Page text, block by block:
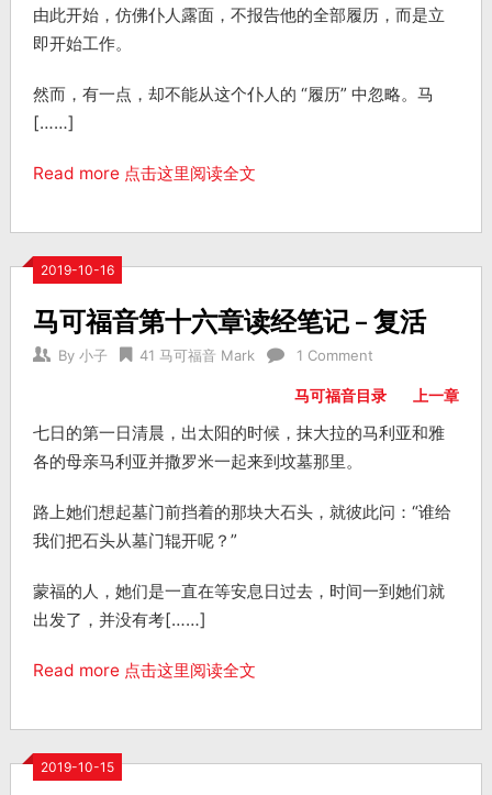
由此开始，仿佛仆人露面，不报告他的全部履历，而是立
即开始工作。
然而，有一点，却不能从这个仆人的 “履历” 中忽略。马
[……]
Read more 点击这里阅读全文
2019-10-16
马可福音第十六章读经笔记 – 复活
By 小子 41 马可福音 Mark 1 Comment
马可福音目录 上一章
七日的第一日清晨，出太阳的时候，抹大拉的马利亚和雅
各的母亲马利亚并撒罗米一起来到坟墓那里。
路上她们想起墓门前挡着的那块大石头，就彼此问：“谁给
我们把石头从墓门辊开呢？”
蒙福的人，她们是一直在等安息日过去，时间一到她们就
出发了，并没有考[……]
Read more 点击这里阅读全文
2019-10-15